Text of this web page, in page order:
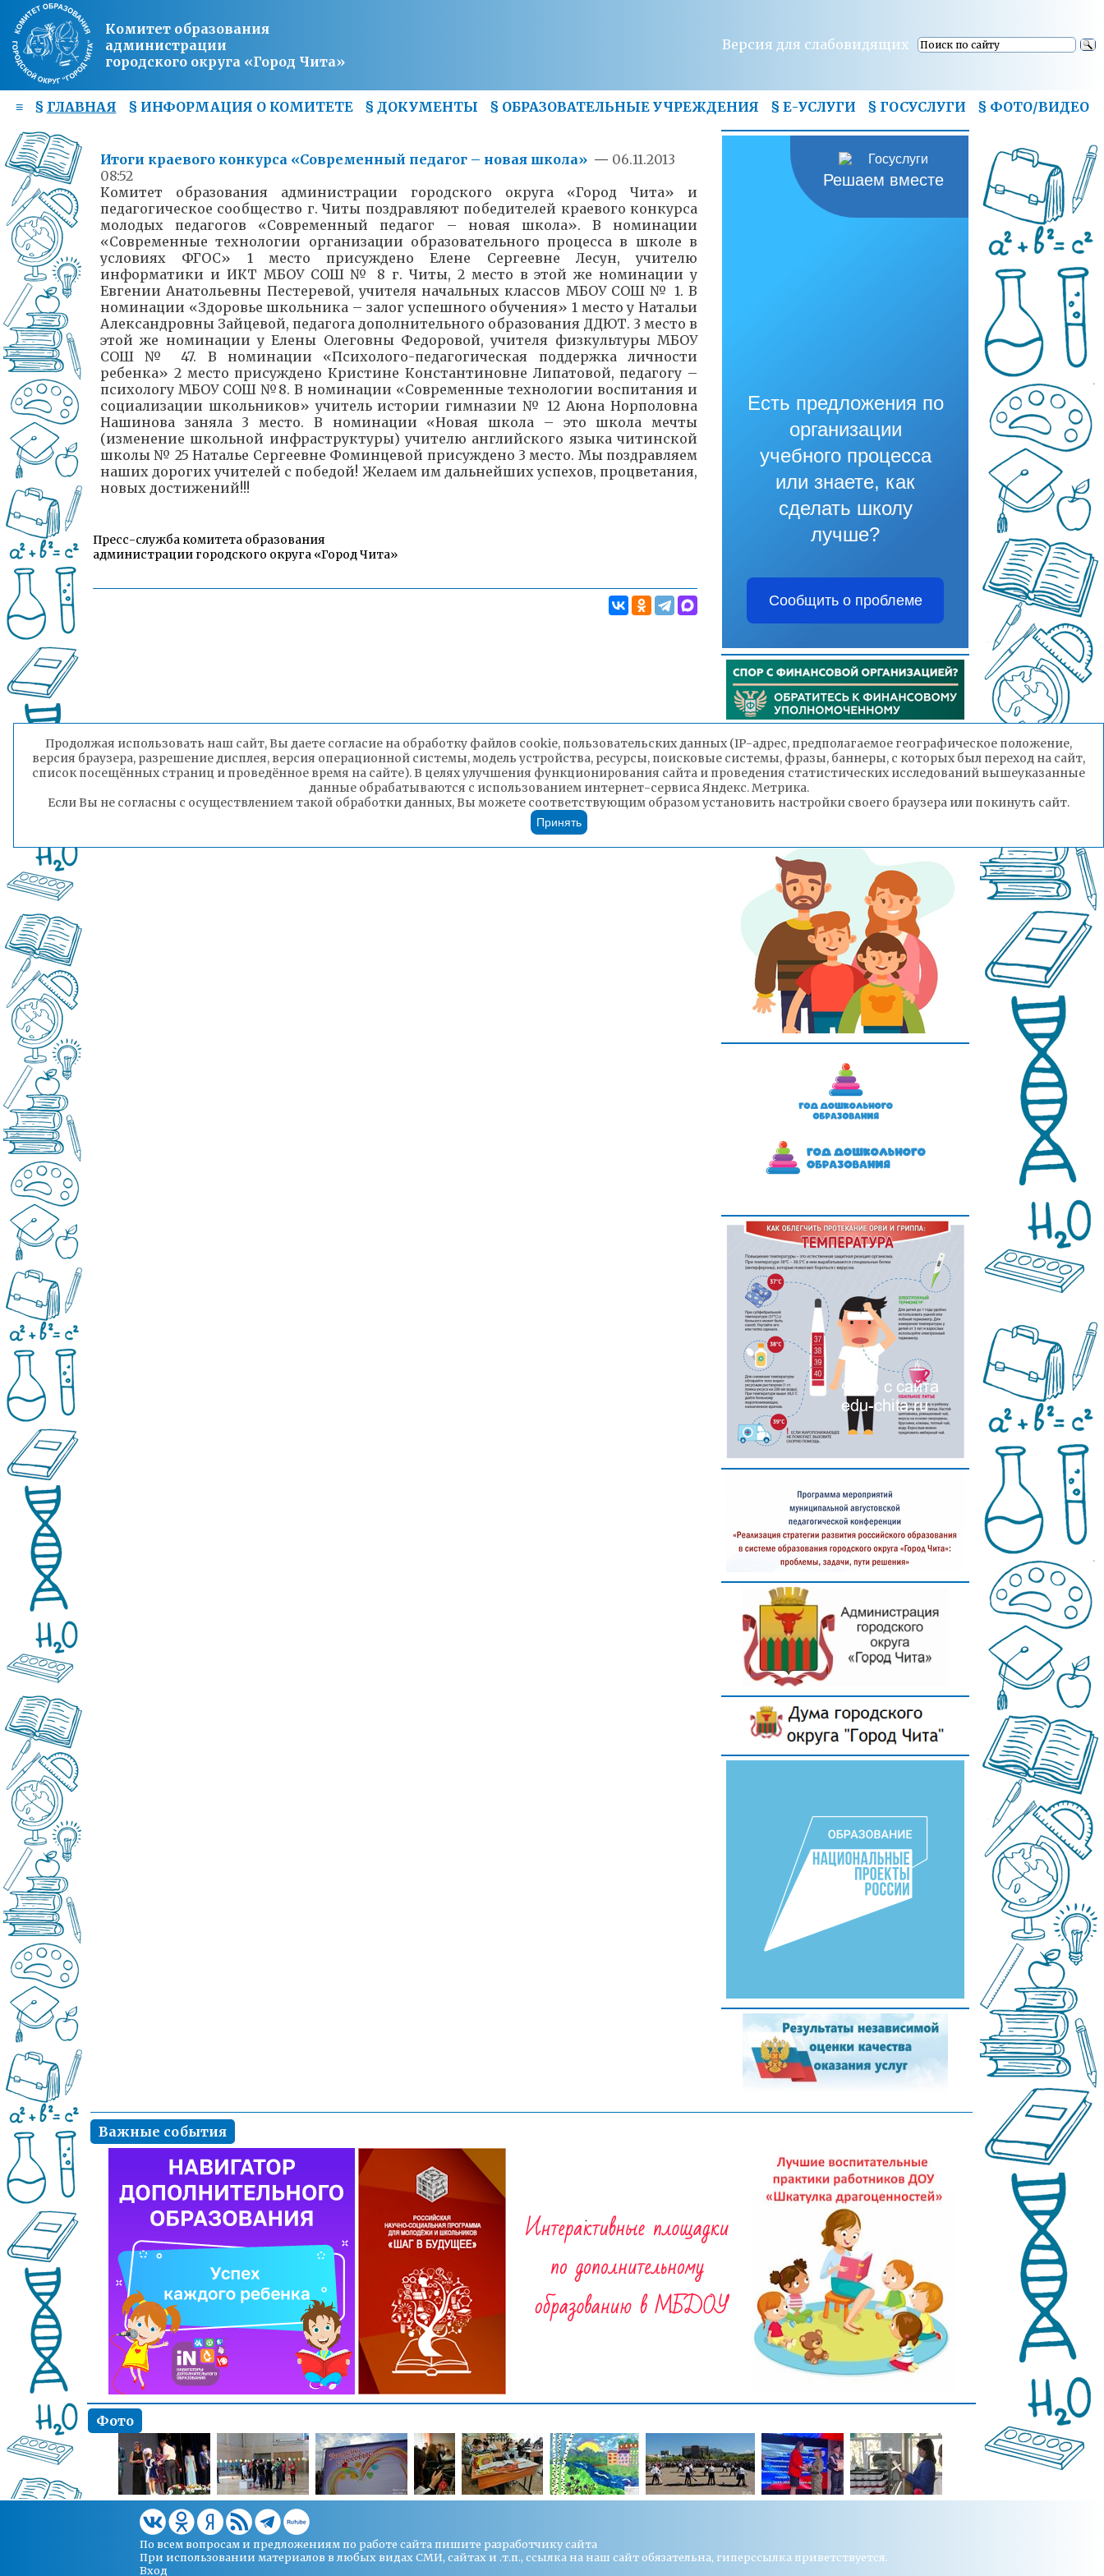
Комитет образования
администрации
городского округа «Город Чита»
Версия для слабовидящих
≡ § ГЛАВНАЯ § ИНФОРМАЦИЯ О КОМИТЕТЕ § ДОКУМЕНТЫ § ОБРАЗОВАТЕЛЬНЫЕ УЧРЕЖДЕНИЯ § Е-УСЛУГИ § ГОСУСЛУГИ § ФОТО/ВИДЕО
Итоги краевого конкурса «Современный педагог – новая школа» — 06.11.2013
08:52
Комитет образования администрации городского округа «Город Чита» и
педагогическое сообщество г. Читы поздравляют победителей краевого конкурса
молодых педагогов «Современный педагог – новая школа». В номинации
«Современные технологии организации образовательного процесса в школе в
условиях ФГОС» 1 место присуждено Елене Сергеевне Лесун, учителю
информатики и ИКТ МБОУ СОШ № 8 г. Читы, 2 место в этой же номинации у
Евгении Анатольевны Пестеревой, учителя начальных классов МБОУ СОШ № 1. В
номинации «Здоровье школьника – залог успешного обучения» 1 место у Натальи
Александровны Зайцевой, педагога дополнительного образования ДДЮТ. 3 место в
этой же номинации у Елены Олеговны Федоровой, учителя физкультуры МБОУ
СОШ № 47. В номинации «Психолого-педагогическая поддержка личности
ребенка» 2 место присуждено Кристине Константиновне Липатовой, педагогу –
психологу МБОУ СОШ №8. В номинации «Современные технологии воспитания и
социализации школьников» учитель истории гимназии № 12 Аюна Норполовна
Нашинова заняла 3 место. В номинации «Новая школа – это школа мечты
(изменение школьной инфраструктуры) учителю английского языка читинской
школы № 25 Наталье Сергеевне Фоминцевой присуждено 3 место. Мы поздравляем
наших дорогих учителей с победой! Желаем им дальнейших успехов, процветания,
новых достижений!!!
Пресс-служба комитета образования
администрации городского округа «Город Чита»
Решаем вместе
Есть предложения по
организации
учебного процесса
или знаете, как
сделать школу
лучше?
Сообщить о проблеме
Важные события
Фото
По всем вопросам и предложениям по работе сайта пишите разработчику сайта
При использовании материалов в любых видах СМИ, сайтах и .т.п., ссылка на наш сайт обязательна, гиперссылка приветствуется.
Вход
Продолжая использовать наш сайт, Вы даете согласие на обработку файлов cookie, пользовательских данных (IP-адрес, предполагаемое географическое положение,
версия браузера, разрешение дисплея, версия операционной системы, модель устройства, ресурсы, поисковые системы, фразы, баннеры, с которых был переход на сайт,
список посещённых страниц и проведённое время на сайте). В целях улучшения функционирования сайта и проведения статистических исследований вышеуказанные
данные обрабатываются с использованием интернет-сервиса Яндекс. Метрика.
Если Вы не согласны с осуществлением такой обработки данных, Вы можете соответствующим образом установить настройки своего браузера или покинуть сайт.
Принять